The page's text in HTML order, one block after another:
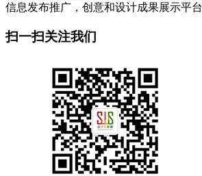
信息发布推广，创意和设计成果展示平台
扫一扫关注我们